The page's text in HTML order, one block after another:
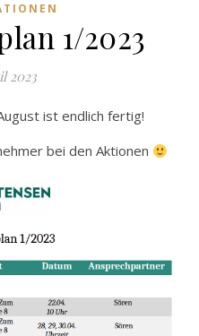
1/2023
2023
ist endlich fertig!
bei den Aktionen